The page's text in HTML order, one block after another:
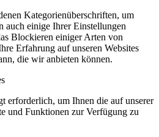
Kategorienüberschriften, um
auch einige Ihrer Einstellungen
Blockieren einiger Arten von
Erfahrung auf unseren Websites
die wir anbieten können.
erforderlich, um Ihnen die auf unserer
und Funktionen zur Verfügung zu